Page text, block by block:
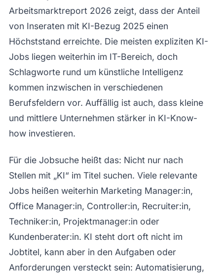
Arbeitsmarktreport 2026 zeigt, dass der Anteil
von Inseraten mit KI-Bezug 2025 einen
Höchststand erreichte. Die meisten expliziten KI-
Jobs liegen weiterhin im IT-Bereich, doch
Schlagworte rund um künstliche Intelligenz
kommen inzwischen in verschiedenen
Berufsfeldern vor. Auffällig ist auch, dass kleine
und mittlere Unternehmen stärker in KI-Know-
how investieren.
Für die Jobsuche heißt das: Nicht nur nach
Stellen mit „KI“ im Titel suchen. Viele relevante
Jobs heißen weiterhin Marketing Manager:in,
Office Manager:in, Controller:in, Recruiter:in,
Techniker:in, Projektmanager:in oder
Kundenberater:in. KI steht dort oft nicht im
Jobtitel, kann aber in den Aufgaben oder
Anforderungen versteckt sein: Automatisierung,